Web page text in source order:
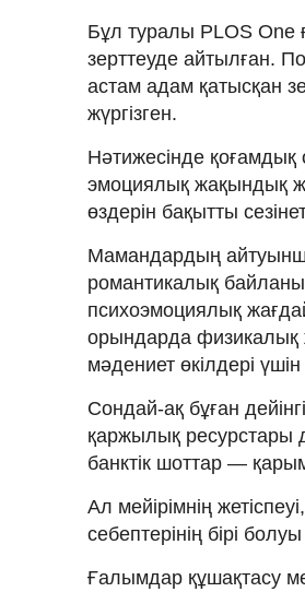
Бұл туралы PLOS
зерттеуде айтылған.
астам адам қатысқан
жүргізген.
Нәтижесінде қоғамдық
эмоциялық жақындық
өздерін бақытты
Мамандардың
романтикалық
психоэмоциялық
орындарда физикалық
мәдениет өкілдері
Сондай-ақ бұған
қаржылық ресурстары
банктік шоттар —
Ал мейірімнің
себептерінің бірі
Ғалымдар құшақтасу